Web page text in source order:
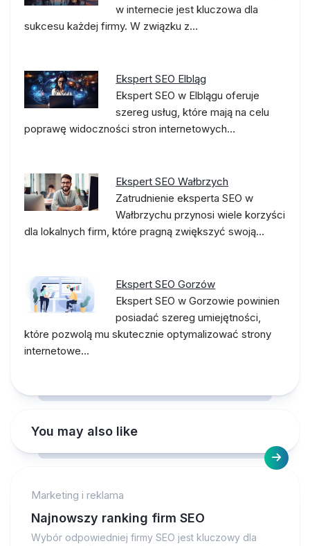
w internecie jest kluczowa dla
sukcesu każdej firmy. W związku z…
Ekspert SEO Elbląg
Ekspert SEO w Elblągu oferuje
szereg usług, które mają na celu
poprawę widoczności stron internetowych…
Ekspert SEO Wałbrzych
Zatrudnienie eksperta SEO w
Wałbrzychu przynosi wiele korzyści
dla lokalnych firm, które pragną zwiększyć swoją…
Ekspert SEO Gorzów
Ekspert SEO w Gorzowie powinien
posiadać szereg umiejętności,
które pozwolą mu skutecznie optymalizować strony
internetowe…
You may also like
Marketing i reklama
Najnowszy ranking firm SEO
Wybór odpowiedniej firmy SEO jest kluczowy dla